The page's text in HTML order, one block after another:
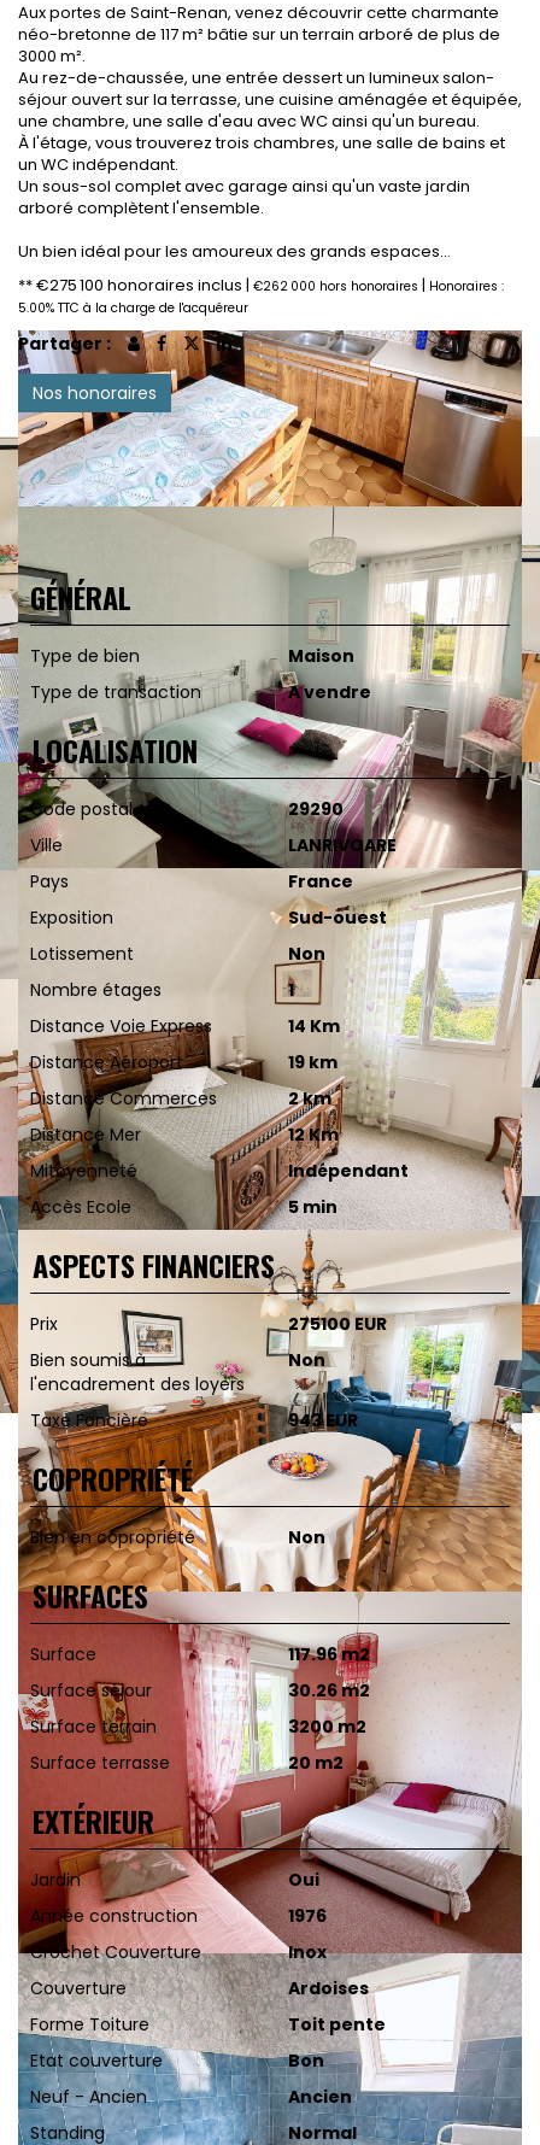
Aux portes de Saint-Renan, venez découvrir cette charmante
néo-bretonne de 117 m² bâtie sur un terrain arboré de plus de
3000 m².
Au rez-de-chaussée, une entrée dessert un lumineux salon-
séjour ouvert sur la terrasse, une cuisine aménagée et équipée,
une chambre, une salle d'eau avec WC ainsi qu'un bureau.
À l'étage, vous trouverez trois chambres, une salle de bains et
un WC indépendant.
Un sous-sol complet avec garage ainsi qu'un vaste jardin
arboré complètent l'ensemble.
Un bien idéal pour les amoureux des grands espaces...
** €275 100 honoraires inclus | €262 000 hors honoraires | Honoraires :
5.00% TTC à la charge de l'acquéreur
Partager :
Nos honoraires
GÉNÉRAL
Type de bien
Maison
Type de transaction
A vendre
LOCALISATION
Code postal
29290
Ville
LANRIVOARE
Pays
France
Exposition
Sud-ouest
Lotissement
Non
Nombre étages
1
Distance Voie Express
14 Km
Distance Aéroport
19 km
Distance Commerces
2 km
Distance Mer
12 Km
Mitoyenneté
Indépendant
Accès Ecole
5 min
ASPECTS FINANCIERS
Prix
275100 EUR
Bien soumis à
l'encadrement des loyers
Non
Taxe Foncière 943 EUR
COPROPRIÉTÉ
Bien en copropriété Non
SURFACES
Surface
117.96 m2
Surface séjour
30.26 m2
Surface terrain
3200 m2
Surface terrasse
20 m2
EXTÉRIEUR
Jardin
Oui
Année construction
1976
Crochet Couverture
Inox
Couverture
Ardoises
Forme Toiture
Toit pente
Etat couverture
Bon
Neuf - Ancien
Ancien
Standing
Normal